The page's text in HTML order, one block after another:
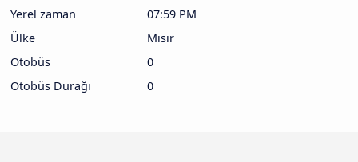
Yerel zaman
07:59 PM
Ülke
Mısır
Otobüs
0
Otobüs Durağı
0